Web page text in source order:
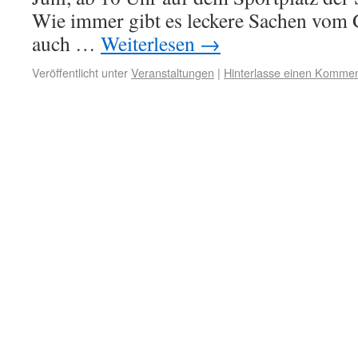
Wie immer gibt es leckere Sachen
auch … Weiterlesen →
Veröffentlicht unterVeranstaltungen | Hinterlasse einen